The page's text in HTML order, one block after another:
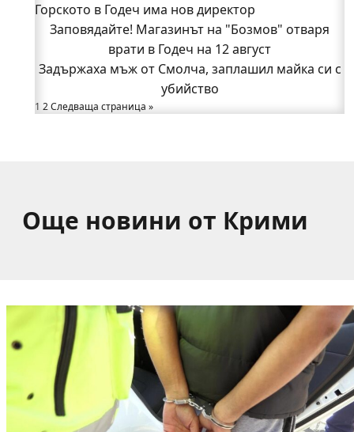
огнеборците!
150 декара гори, треви и храсти изгоряха край
Годеч, десетки доброволци се хвърлиха в
битката с огъня (СНИМКИ/ВИДЕО)
Полицията влиза в селата
Възможни са прекъсвания на тока утре в части
Горското в Годеч има нов директор
Заповядайте! Магазинът на "Бозмов" отваря
врати в Годеч на 12 август
Задържаха мъж от Смолча, заплашил майка си с
убийство
1 2Следваща страница »
Още новини от Крими